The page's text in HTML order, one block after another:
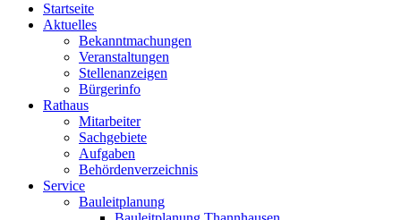
Startseite
Aktuelles
Bekanntmachungen
Veranstaltungen
Stellenanzeigen
Bürgerinfo
Rathaus
Mitarbeiter
Sachgebiete
Aufgaben
Behördenverzeichnis
Service
Bauleitplanung